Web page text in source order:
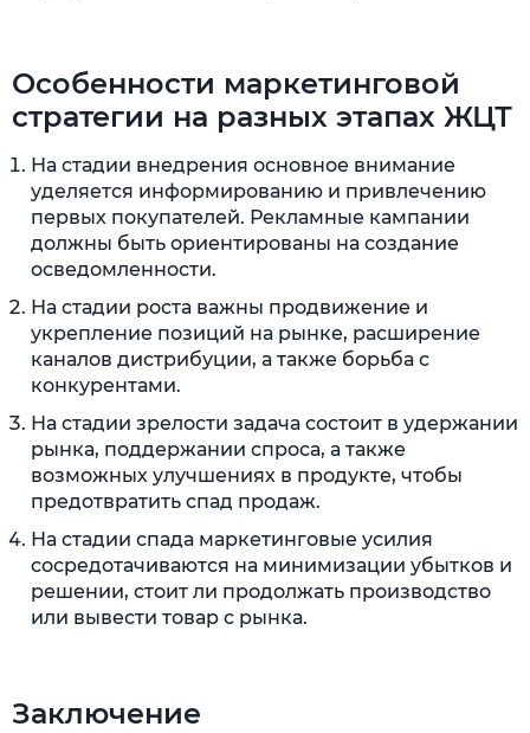
Особенности маркетинговой
стратегии на разных этапах ЖЦТ
На стадии внедрения основное внимание
уделяется информированию и привлечению
первых покупателей. Рекламные кампании
должны быть ориентированы на создание
осведомленности.
На стадии роста важны продвижение и
укрепление позиций на рынке, расширение
каналов дистрибуции, а также борьба с
конкурентами.
На стадии зрелости задача состоит в удержании
рынка, поддержании спроса, а также
возможных улучшениях в продукте, чтобы
предотвратить спад продаж.
На стадии спада маркетинговые усилия
сосредотачиваются на минимизации убытков и
решении, стоит ли продолжать производство
или вывести товар с рынка.
Заключение